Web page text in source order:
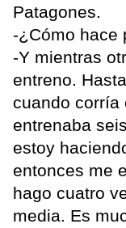
Patagones.
-¿Cómo hace
-Y mientras
entreno.
cuando corría
entrenaba
estoy
entonces me
hago cuatro
media. Es